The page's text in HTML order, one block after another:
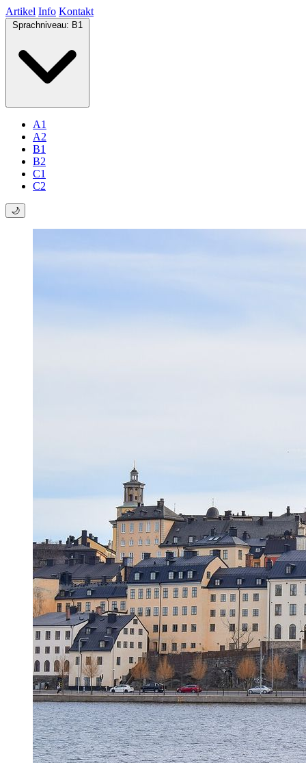
Artikel Info Kontakt
Sprachniveau: B1
A1
A2
B1
B2
C1
C2
🌙